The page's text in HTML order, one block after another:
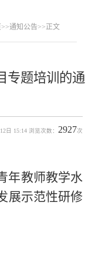
>>通知公告>>正文
专题培训的通
日 15:14 浏览次数： 2927次
年教师教学水
展示范性研修